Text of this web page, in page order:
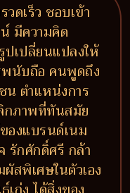
ดเร็ว ชอบเข้า
มีความคิด
เปลี่ยนแปลงให้
พนับถือ คนพูดถึง
น ตำแหน่งการ
กภาพที่ทันสมัย
องแบรนด์เนม
รักศักดิ์ศรี กล้า
พิเศษในตัวเอง